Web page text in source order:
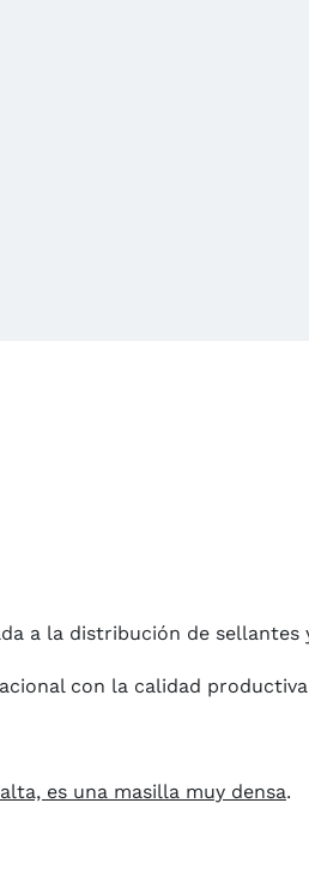
a la distribución de sellantes
con la calidad
es una masilla muy densa.